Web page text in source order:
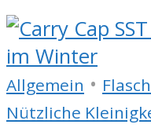
Allgemein •
Nützliche